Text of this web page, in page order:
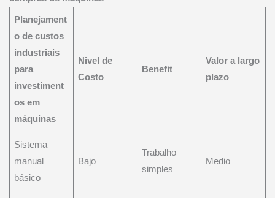
Planejament
o de custos
industriais
para
investiment
os em
máquinas
Nivel de
Costo
Benefit
Valor a largo
plazo
Sistema
manual
básico
Bajo
Trabalho
simples
Medio